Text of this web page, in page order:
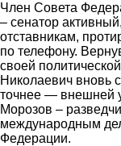
Член Совета
– сенатор
отставникам,
по телефону.
своей
Николаевич вновь
точнее — внешней
Морозов –
международным
Федерации.